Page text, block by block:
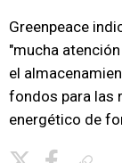
Greenpeace
"mucha
el
fondos para las
energético de